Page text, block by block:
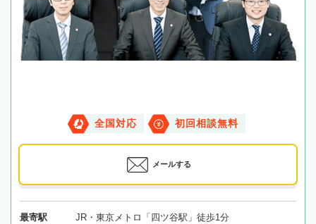
全国対応 初回相談無料
メールする
最寄駅 JR・東京メトロ「四ツ谷駅」徒歩1分